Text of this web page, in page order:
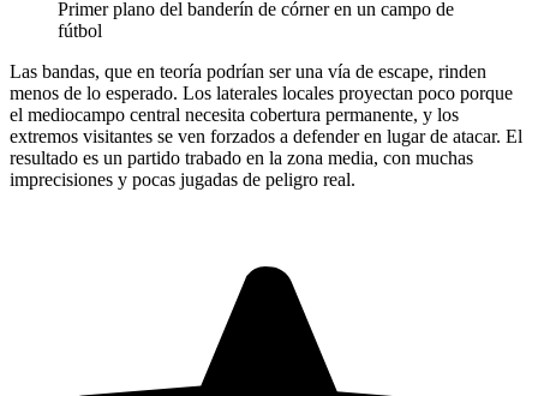
Primer plano del banderín de córner en un campo de
fútbol
Las bandas, que en teoría podrían ser una vía de escape, rinden
menos de lo esperado. Los laterales locales proyectan poco porque
el mediocampo central necesita cobertura permanente, y los
extremos visitantes se ven forzados a defender en lugar de atacar. El
resultado es un partido trabado en la zona media, con muchas
imprecisiones y pocas jugadas de peligro real.